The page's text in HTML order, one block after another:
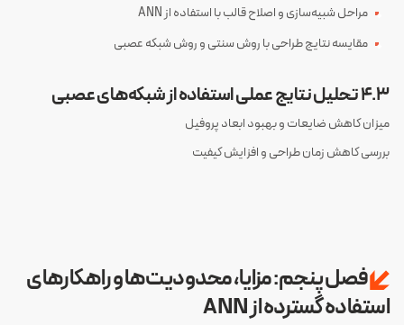
مراحل شبیه‌سازی و اصلاح قالب با استفاده از ANN
مقایسه نتایج طراحی با روش سنتی و روش شبکه عصبی
۴.۳ تحلیل نتایج عملی استفاده از شبکه‌های عصبی
میزان کاهش ضایعات و بهبود ابعاد پروفیل
بررسی کاهش زمان طراحی و افزایش کیفیت
فصل پنجم: مزایا، محدودیت‌ها و راهکارهای
استفاده گسترده از ANN